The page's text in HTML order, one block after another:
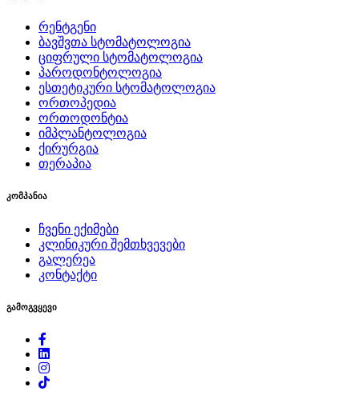
რენტგენი
ბავშვთა სტომატოლოგია
ციფრული სტომატოლოგია
პაროდონტოლოგია
ესთეტიკური სტომატოლოგია
ორთოპედია
ორთოდონტია
იმპლანტოლოგია
ქირურგია
თერაპია
კომპანია
ჩვენი ექიმები
კლინიკური შემთხვევები
გალერეა
კონტაქტი
გამოგვყევი